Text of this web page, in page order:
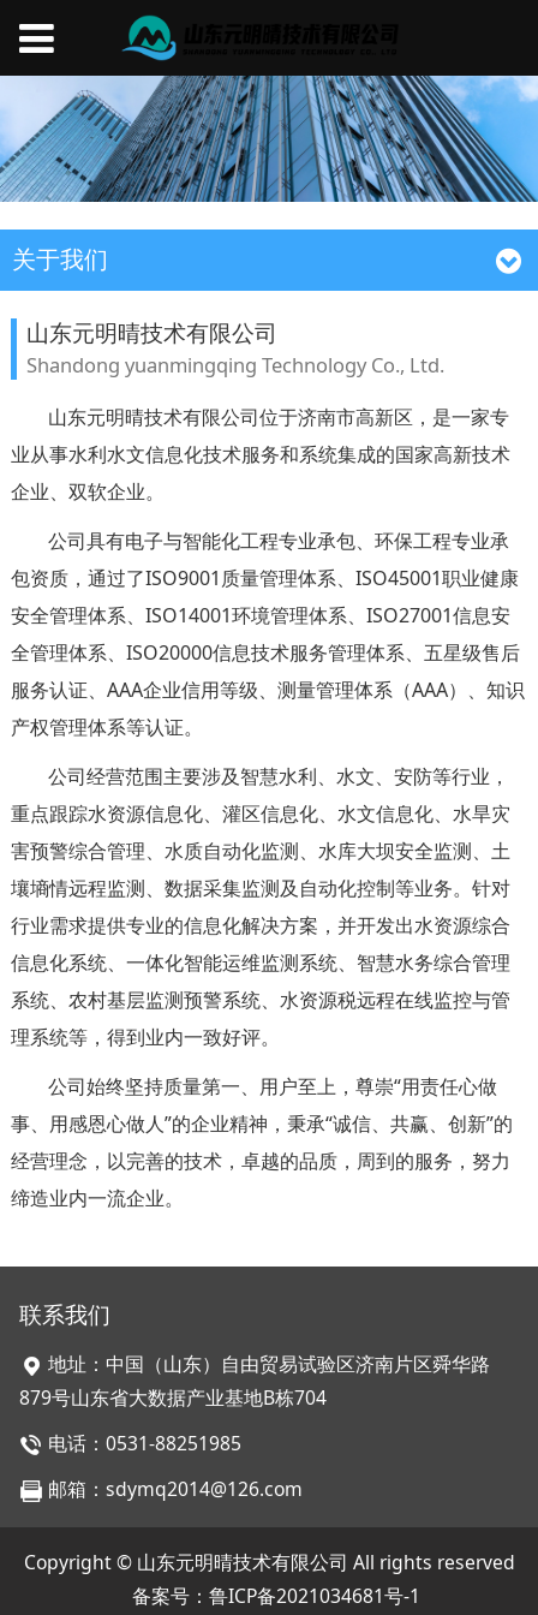
关于我们
山东元明晴技术有限公司
Shandong yuanmingqing Technology Co., Ltd.
山东元明晴技术有限公司位于济南市高新区，是一家专
业从事水利水文信息化技术服务和系统集成的国家高新技术
企业、双软企业。
公司具有电子与智能化工程专业承包、环保工程专业承
包资质，通过了ISO9001质量管理体系、 ISO45001职业健康
安全管理体系、ISO14001环境管理体系、ISO27001信息安
全管理体系、ISO20000信息技术服务管理体系、五星级售后
服务认证、AAA企业信用等级、测量管理体系（AAA）、知识
产权管理体系等认证。
公司经营范围主要涉及智慧水利、水文、安防等行业，
重点跟踪水资源信息化、灌区信息化、水文信息化、水旱灾
害预警综合管理、水质自动化监测、水库大坝安全监测、土
壤墒情远程监测、数据采集监测及自动化控制等业务。针对
行业需求提供专业的信息化解决方案，并开发出水资源综合
信息化系统、一体化智能运维监测系统、智慧水务综合管理
系统、农村基层监测预警系统、水资源税远程在线监控与管
理系统等，得到业内一致好评。
公司始终坚持质量第一、用户至上，尊崇“用责任心做
事、用感恩心做人”的企业精神，秉承“诚信、共赢、创新”的
经营理念，以完善的技术，卓越的品质，周到的服务，努力
缔造业内一流企业。
联系我们
地址：中国（山东）自由贸易试验区济南片区舜华路
879号山东省大数据产业基地B栋704
电话：0531-88251985
邮箱：sdymq2014@126.com
Copyright © 山东元明晴技术有限公司 All rights reserved
备案号： 鲁ICP备2021034681号-1